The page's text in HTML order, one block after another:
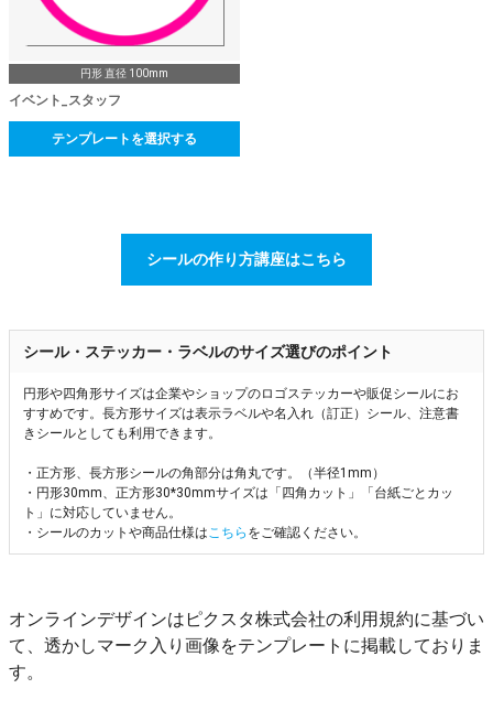
円形 直径 100mm
イベント_スタッフ
テンプレートを選択する
シールの作り方講座はこちら
シール・ステッカー・ラベルのサイズ選びのポイント
円形や四角形サイズは企業やショップのロゴステッカーや販促シールにお
すすめです。長方形サイズは表示ラベルや名入れ（訂正）シール、注意書
きシールとしても利用できます。
・正方形、長方形シールの角部分は角丸です。（半径1mm）
・円形30mm、正方形30*30mmサイズは「四角カット」「台紙ごとカッ
ト」に対応していません。
・シールのカットや商品仕様はこちら をご確認ください。
オンラインデザインはピクスタ株式会社の利用規約に基づい
て、透かしマーク入り画像をテンプレートに掲載しておりま
す。